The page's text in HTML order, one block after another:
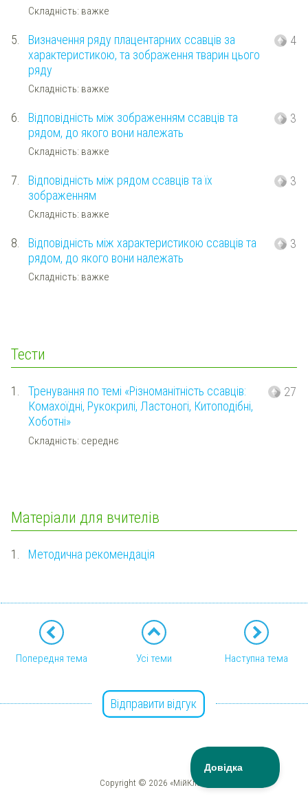
Складність: важке
5.
Визначення ряду плацентарних ссавців за
характеристикою, та зображення тварин цього
ряду
Складність: важке
4
6.
Відповідність між зображенням ссавців та
рядом, до якого вони належать
Складність: важке
3
7.
Відповідність між рядом ссавців та їх
зображенням
Складність: важке
3
8.
Відповідність між характеристикою ссавців та
рядом, до якого вони належать
Складність: важке
3
Тести
1.
Тренування по темі «Різноманітність ссавців:
Комахоїдні, Рукокрилі, Ластоногі, Китоподібні,
Хоботні»
Складність: середнє
27
Матеріали для вчителів
1. Методична рекомендація
Попередня тема Усі теми Наступна тема
Відправити відгук
Copyright © 2026 «МійКлас»